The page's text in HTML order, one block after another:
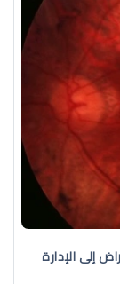
إلى الإدارة